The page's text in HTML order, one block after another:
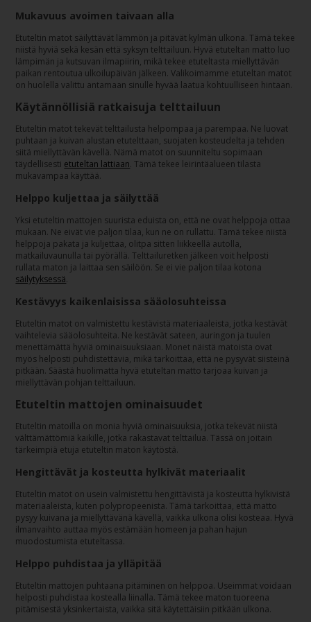
Mukavuus avoimen taivaan alla
Etuteltin matot säilyttävät lämmön ja pitävät kylmän ulkona. Tämä tekee
niistä hyviä sekä kesän että syksyn telttailuun. Hyvä etuteltan matto luo
lämpimän ja kutsuvan ilmapiirin, mikä tekee etuteltasta miellyttävän
paikan rentoutua ulkoilupäivän jälkeen. Valikoimamme etuteltan matot
on huolella valittu antamaan sinulle hyvää laatua kohtuulliseen hintaan.
Käytännöllisiä ratkaisuja telttailuun
Etuteltin matot tekevät telttailusta helpompaa ja parempaa. Ne luovat
puhtaan ja kuivan alustan etutelttaan, suojaten kosteudelta ja tehden
siitä miellyttävän kävellä. Nämä matot on suunniteltu sopimaan
täydellisesti etuteltan lattiaan. Tämä tekee leirintäalueen tilasta
mukavampaa käyttää.
Helppo kuljettaa ja säilyttää
Yksi etuteltin mattojen suurista eduista on, että ne ovat helppoja ottaa
mukaan. Ne eivät vie paljon tilaa, kun ne on rullattu. Tämä tekee niistä
helppoja pakata ja kuljettaa, olitpa sitten liikkeellä autolla,
matkailuvaunulla tai pyörällä. Telttailuretken jälkeen voit helposti
rullata maton ja laittaa sen säilöön. Se ei vie paljon tilaa kotona
säilytyksessä.
Kestävyys kaikenlaisissa sääolosuhteissa
Etuteltin matot on valmistettu kestävistä materiaaleista, jotka kestävät
vaihtelevia sääolosuhteita. Ne kestävät sateen, auringon ja tuulen
menettämättä hyviä ominaisuuksiaan. Monet näistä matoista ovat
myös helposti puhdistettavia, mikä tarkoittaa, että ne pysyvät siisteinä
pitkään. Säästä huolimatta hyvä etuteltan matto tarjoaa kuivan ja
miellyttävän pohjan telttailuun.
Etuteltin mattojen ominaisuudet
Etuteltin matoilla on monia hyviä ominaisuuksia, jotka tekevät niistä
välttämättömiä kaikille, jotka rakastavat telttailua. Tässä on joitain
tärkeimpiä etuja etuteltin maton käytöstä.
Hengittävät ja kosteutta hylkivät materiaalit
Etuteltin matot on usein valmistettu hengittävistä ja kosteutta hylkivistä
materiaaleista, kuten polypropeenista. Tämä tarkoittaa, että matto
pysyy kuivana ja miellyttävänä kävellä, vaikka ulkona olisi kosteaa. Hyvä
ilmanvaihto auttaa myös estämään homeen ja pahan hajun
muodostumista etuteltassa.
Helppo puhdistaa ja ylläpitää
Etuteltin mattojen puhtaana pitäminen on helppoa. Useimmat voidaan
helposti puhdistaa kostealla liinalla. Tämä tekee maton tuoreena
pitämisestä yksinkertaista, vaikka sitä käytettäisiin pitkään ulkona.